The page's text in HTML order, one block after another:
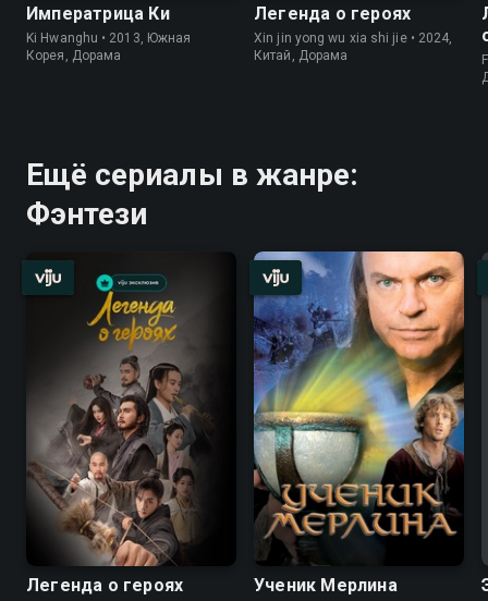
Императрица Ки
Ki Hwanghu • 2013, Южная
Корея, Дорама
Легенда о героях
Xin jin yong wu xia shi jie • 2024,
Китай, Дорама
Ещё сериалы в жанре:
Фэнтези
Легенда о героях Ученик Мерлина